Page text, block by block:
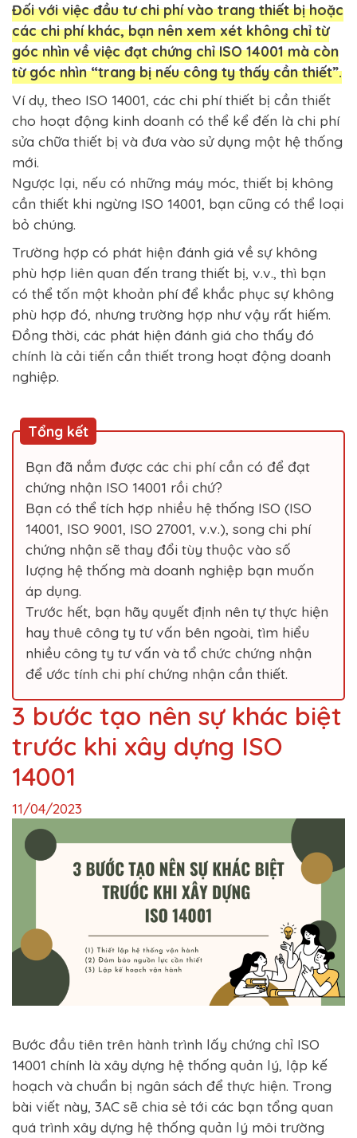
Đối với việc đầu tư chi phí vào trang thiết bị hoặc
các chi phí khác, bạn nên xem xét không chỉ từ
góc nhìn về việc đạt chứng chỉ ISO 14001 mà còn
từ góc nhìn “trang bị nếu công ty thấy cần thiết”.
Ví dụ, theo ISO 14001, các chi phí thiết bị cần thiết
cho hoạt động kinh doanh có thể kể đến là chi phí
sửa chữa thiết bị và đưa vào sử dụng một hệ thống
mới.
Ngược lại, nếu có những máy móc, thiết bị không
cần thiết khi ngừng ISO 14001, bạn cũng có thể loại
bỏ chúng.
Trường hợp có phát hiện đánh giá về sự không
phù hợp liên quan đến trang thiết bị, v.v., thì bạn
có thể tốn một khoản phí để khắc phục sự không
phù hợp đó, nhưng trường hợp như vậy rất hiếm.
Đồng thời, các phát hiện đánh giá cho thấy đó
chính là cải tiến cần thiết trong hoạt động doanh
nghiệp.
Tổng kết
Bạn đã nắm được các chi phí cần có để đạt
chứng nhận ISO 14001 rồi chứ?
Bạn có thể tích hợp nhiều hệ thống ISO (ISO
14001, ISO 9001, ISO 27001, v.v.), song chi phí
chứng nhận sẽ thay đổi tùy thuộc vào số
lượng hệ thống mà doanh nghiệp bạn muốn
áp dụng.
Trước hết, bạn hãy quyết định nên tự thực hiện
hay thuê công ty tư vấn bên ngoài, tìm hiểu
nhiều công ty tư vấn và tổ chức chứng nhận
để ước tính chi phí chứng nhận cần thiết.
3 bước tạo nên sự khác biệt
trước khi xây dựng ISO
14001
11/04/2023
Bước đầu tiên trên hành trình lấy chứng chỉ ISO
14001 chính là xây dựng hệ thống quản lý, lập kế
hoạch và chuẩn bị ngân sách để thực hiện. Trong
bài viết này, 3AC sẽ chia sẻ tới các bạn tổng quan
quá trình xây dựng hệ thống quản lý môi trường